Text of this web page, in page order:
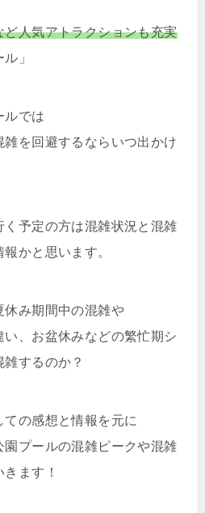
人気アトラクションも充実
」
ルでは
を回避するならいつ出かけ
予定の方は混雑状況と混雑
かと思います。
休み期間中の混雑や
、お盆休みなどの繁忙期シ
するのか？
の感想と情報を元に
プールの混雑ピークや混雑
ます！